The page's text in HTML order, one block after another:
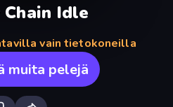
Idle
vain tietokoneilla
muita pelejä